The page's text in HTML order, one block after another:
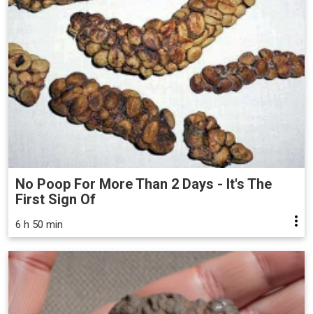
No Poop For More Than 2 Days - It's The
First Sign Of
6 h 50 min